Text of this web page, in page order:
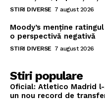
STIRI DIVERSE 7 august 2026
Moody’s menține
o perspectivă negativă
STIRI DIVERSE 7 august 2026
Stiri populare
Oficial: Atletico Madrid
un nou record de